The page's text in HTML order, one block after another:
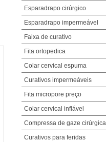
Esparadrapo cirúrgico
Esparadrapo impermeável
Faixa de curativo
Fita ortopedica
Colar cervical espuma
Curativos impermeáveis
Fita micropore preço
Colar cervical inflável
Compressa de gaze cirúrgica
Curativos para feridas